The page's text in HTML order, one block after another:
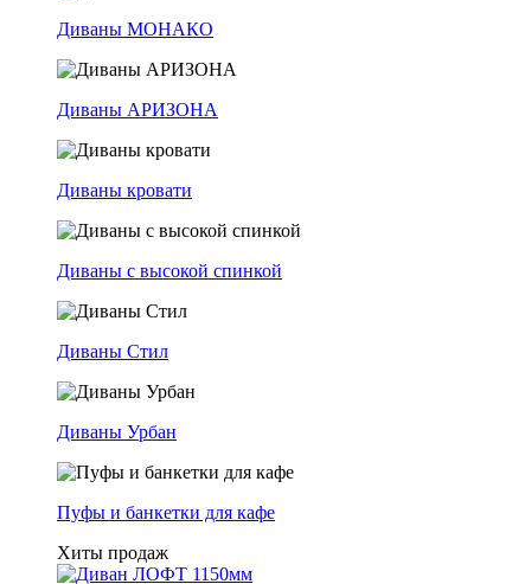
Диваны МОНАКО
Диваны АРИЗОНА
Диваны кровати
Диваны с высокой спинкой
Диваны Стил
Диваны Урбан
Пуфы и банкетки для кафе
Хиты продаж